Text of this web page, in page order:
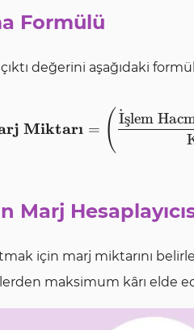
Formülü
değerini aşağıdaki
Miktarı = ( I
˙s
¸lem
için marj miktarını
maksimum kârı elde